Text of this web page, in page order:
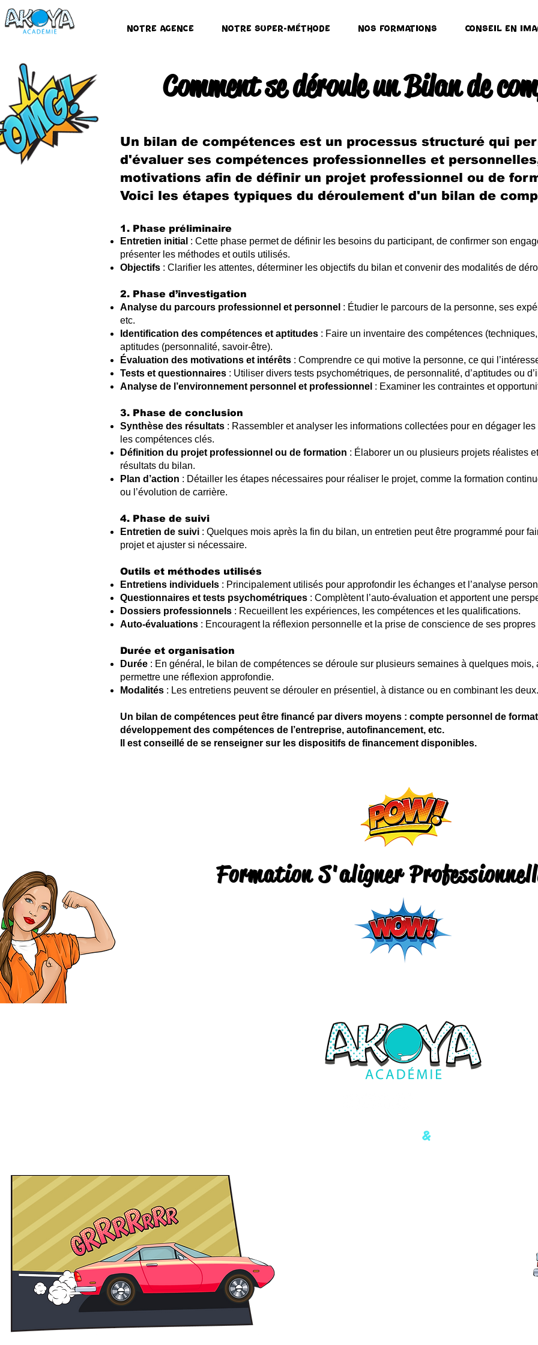
Notre Agence Notre Super-Méthode Nos formations Conseil en
Comment se déroule un Bilan de
Un bilan de compétences est un processus structuré qui
d'évaluer ses compétences professionnelles et
motivations afin de définir un projet professionnel ou de
Voici les étapes typiques du déroulement d'un bilan de
1. Phase préliminaire
Entretien initial : Cette phase permet de définir les besoins du participant, de confirmer son
présenter les méthodes et outils utilisés.
Objectifs : Clarifier les attentes, déterminer les objectifs du bilan et convenir des modalités de
2. Phase d’investigation
Analyse du parcours professionnel et personnel : Étudier le parcours de la personne, ses
etc.
Identification des compétences et aptitudes : Faire un inventaire des compétences
aptitudes (personnalité, savoir-être).
Évaluation des motivations et intérêts : Comprendre ce qui motive la personne, ce qui
Tests et questionnaires : Utiliser divers tests psychométriques, de personnalité, d’aptitudes ou
Analyse de l’environnement personnel et professionnel : Examiner les contraintes et
3. Phase de conclusion
Synthèse des résultats : Rassembler et analyser les informations collectées pour en dégager
les compétences clés.
Définition du projet professionnel ou de formation : Élaborer un ou plusieurs projets réalistes
résultats du bilan.
Plan d’action : Détailler les étapes nécessaires pour réaliser le projet, comme la formation
ou l’évolution de carrière.
4. Phase de suivi
Entretien de suivi : Quelques mois après la fin du bilan, un entretien peut être programmé pour
projet et ajuster si nécessaire.
Outils et méthodes utilisés
Entretiens individuels : Principalement utilisés pour approfondir les échanges et l’analyse
Questionnaires et tests psychométriques : Complètent l’auto-évaluation et apportent une
Dossiers professionnels : Recueillent les expériences, les compétences et les qualifications.
Auto-évaluations : Encouragent la réflexion personnelle et la prise de conscience de ses
Durée et organisation
Durée : En général, le bilan de compétences se déroule sur plusieurs semaines à quelques
permettre une réflexion approfondie.
Modalités : Les entretiens peuvent se dérouler en présentiel, à distance ou en combinant les deux.
Un bilan de compétences peut être financé par divers moyens : compte personnel de
développement des compétences de l’entreprise, autofinancement, etc.
Il est conseillé de se renseigner sur les dispositifs de financement disponibles.
Formation S'aligner
&